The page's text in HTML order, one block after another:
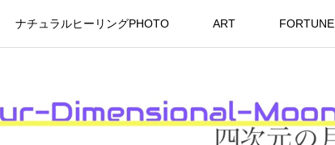
ナチュラルヒーリングPHOTO ART FORTUNE